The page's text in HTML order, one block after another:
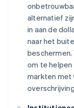
alternatief
in aan de
naar het
om te
markten met